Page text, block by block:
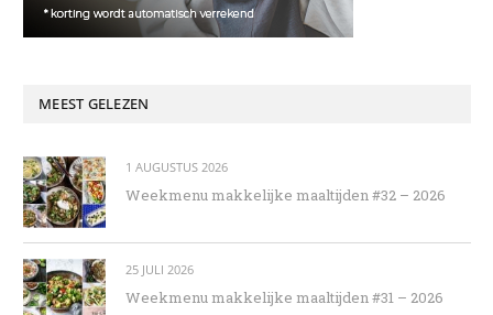
MEEST GELEZEN
1 AUGUSTUS 2026
Weekmenu makkelijke maaltijden #32 – 2026
25 JULI 2026
Weekmenu makkelijke maaltijden #31 – 2026